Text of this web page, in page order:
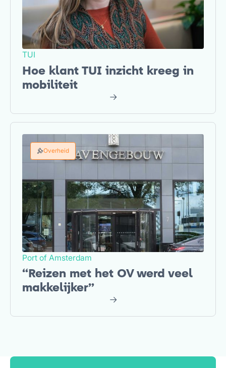
TUI
Hoe klant TUI inzicht kreeg in
mobiliteit
Overheid
Port of Amsterdam
“Reizen met het OV werd veel
makkelijker”